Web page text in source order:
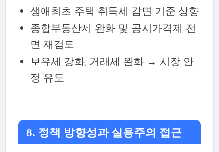
생애최초 주택 취득세 감면 기준 상향
종합부동산세 완화 및 공시가격제 전
면 재검토
보유세 강화, 거래세 완화 → 시장 안
정 유도
8. 정책 방향성과 실용주의 접근